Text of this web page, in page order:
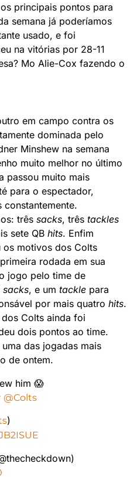
principais pontos para
semana já poderíamos
usado, e foi
na vitórias por 28-11
Mo Alie-Cox fazendo o
em campo contra os
dominada pelo
Minshew na semana
muito melhor no último
passou muito mais
para o espectador,
constantemente.
três sacks, três tackles
sete QB hits. Enfim
os motivos dos Colts
rodada em sua
jogo pelo time de
sacks, e um tackle para
por mais quatro hits.
dos Colts ainda foi
dois pontos ao time.
das jogadas mais
de ontem.
him 😱
@Colts
)